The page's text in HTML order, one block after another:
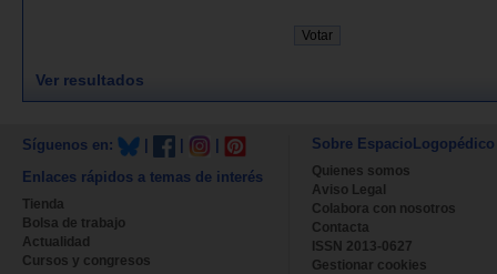
Ver resultados
Síguenos en:
Enlaces rápidos a temas de interés
Tienda
Bolsa de trabajo
Actualidad
Cursos y congresos
Sobre EspacioLogopédico
Quienes somos
Aviso Legal
Colabora con nosotros
Contacta
ISSN 2013-0627
Gestionar cookies